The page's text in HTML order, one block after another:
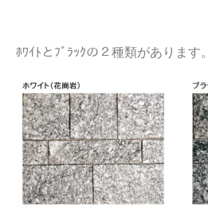
ﾎﾜｲﾄとﾌﾞﾗｯｸの２種類があります。